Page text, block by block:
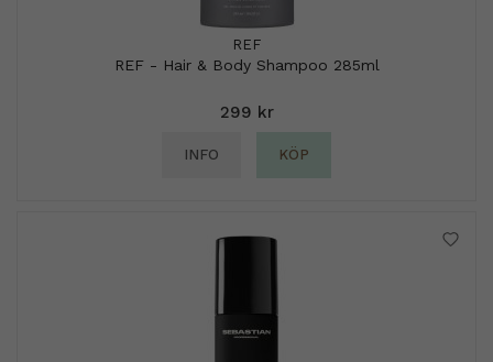
REF
REF - Hair & Body Shampoo 285ml
299 kr
INFO KÖP